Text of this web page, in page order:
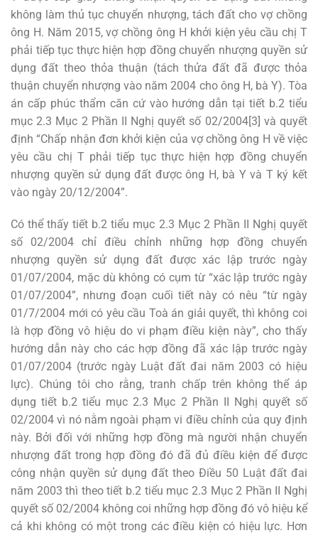
không làm thủ tục chuyển nhượng, tách đất cho vợ chồng
ông H. Năm 2015, vợ chồng ông H khởi kiện yêu cầu chị T
phải tiếp tục thực hiện hợp đồng chuyển nhượng quyền sử
dụng đất theo thỏa thuận (tách thửa đất đã được thỏa
thuận chuyển nhượng vào năm 2004 cho ông H, bà Y). Tòa
án cấp phúc thẩm căn cứ vào hướng dẫn tại tiết b.2 tiểu
mục 2.3 Mục 2 Phần II Nghị quyết số 02/2004[3] và quyết
định “Chấp nhận đơn khởi kiện của vợ chồng ông H về việc
yêu cầu chị T phải tiếp tục thực hiện hợp đồng chuyển
nhượng quyền sử dụng đất được ông H, bà Y và T ký kết
vào ngày 20/12/2004”.
Có thể thấy tiết b.2 tiểu mục 2.3 Mục 2 Phần II Nghị quyết
số 02/2004 chỉ điều chỉnh những hợp đồng chuyển
nhượng quyền sử dụng đất được xác lập trước ngày
01/07/2004, mặc dù không có cụm từ “xác lập trước ngày
01/07/2004”, nhưng đoạn cuối tiết này có nêu “từ ngày
01/7/2004 mới có yêu cầu Toà án giải quyết, thì không coi
là hợp đồng vô hiệu do vi phạm điều kiện này”, cho thấy
hướng dẫn này cho các hợp đồng đã xác lập trước ngày
01/07/2004 (trước ngày Luật đất đai năm 2003 có hiệu
lực). Chúng tôi cho rằng, tranh chấp trên không thể áp
dụng tiết b.2 tiểu mục 2.3 Mục 2 Phần II Nghị quyết số
02/2004 vì nó nằm ngoài phạm vi điều chỉnh của quy định
này. Bởi đối với những hợp đồng mà người nhận chuyển
nhượng đất trong hợp đồng đó đã đủ điều kiện để được
công nhận quyền sử dụng đất theo Điều 50 Luật đất đai
năm 2003 thì theo tiết b.2 tiểu mục 2.3 Mục 2 Phần II Nghị
quyết số 02/2004 không coi những hợp đồng đó vô hiệu kể
cả khi không có một trong các điều kiện có hiệu lực. Hơn